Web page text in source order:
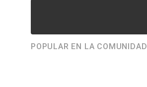
POPULAR EN LA COMUNIDAD